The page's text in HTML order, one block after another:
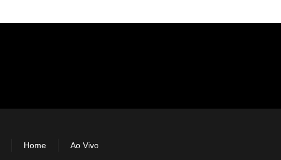
Home Ao Vivo